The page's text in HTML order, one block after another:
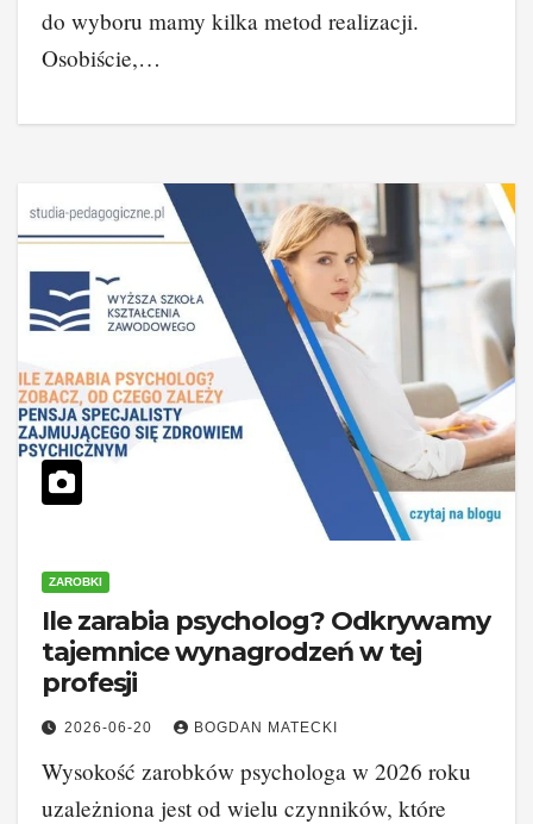
do wyboru mamy kilka metod realizacji.
Osobiście,…
ZAROBKI
Ile zarabia psycholog? Odkrywamy
tajemnice wynagrodzeń w tej
profesji
2026-06-20 BOGDAN MATECKI
Wysokość zarobków psychologa w 2026 roku
uzależniona jest od wielu czynników, które